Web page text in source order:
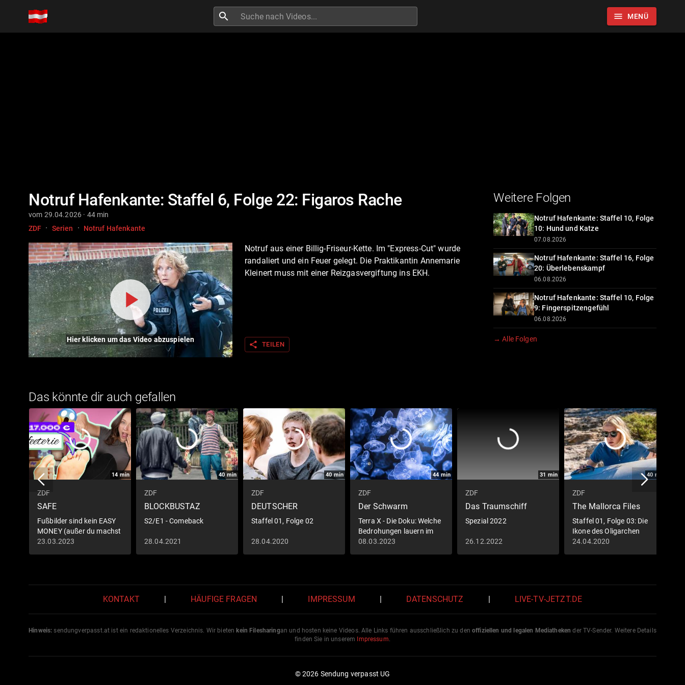
search menu MENÜ
Notruf Hafenkante: Staffel 6, Folge 22: Figaros Rache
vom 29.04.2026 · 44 min
ZDF · Serien · Notruf Hafenkante
Hier klicken um das Video abzuspielen
Notruf aus einer Billig-Friseur-Kette. Im "Express-Cut" wurde
randaliert und ein Feuer gelegt. Die Praktikantin Annemarie
Kleinert muss mit einer Reizgasvergiftung ins EKH.
share TEILEN
Weitere Folgen
Notruf Hafenkante: Staffel 10, Folge
10: Hund und Katze
07.08.2026
Notruf Hafenkante: Staffel 16, Folge
20: Überlebenskampf
06.08.2026
Notruf Hafenkante: Staffel 10, Folge
9: Fingerspitzengefühl
06.08.2026
→ Alle Folgen
Das könnte dir auch gefallen
14 min
ZDF
SAFE
Fußbilder sind kein EASY
MONEY (außer du machst
es SO)
23.03.2023
40 min
ZDF
BLOCKBUSTAZ
S2/E1 - Comeback
28.04.2021
40min
ZDF
DEUTSCHER
Staffel 01, Folge 02
28.04.2020
44min
ZDF
Der Schwarm
Terra X - Die Doku: Welche
Bedrohungen lauern im
Meer?
08.03.2023
31 min
ZDF
Das Traumschiff
Spezial 2022
26.12.2022
40 min
ZDF
The Mallorca Files
Staffel 01, Folge 03: Die
Ikone des Oligarchen
24.04.2020
KONTAKT HÄUFIGE FRAGEN IMPRESSUM DATENSCHUTZ LIVE-TV-JETZT.DE
Hinweis: sendungverpasst.at ist ein redaktionelles Verzeichnis. Wir bieten kein Filesharingan und hosten keine Videos. Alle Links führen ausschließlich zu den offiziellen und legalen Mediatheken der TV-Sender. Weitere Details
finden Sie in unserem Impressum.
© 2026 Sendung verpasst UG